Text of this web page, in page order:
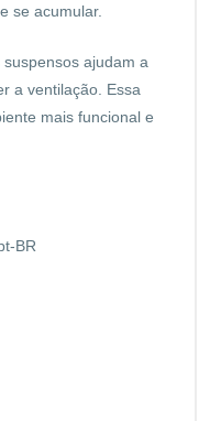
se acumular.
ajudam a
a ventilação. Essa
mais funcional e
BR